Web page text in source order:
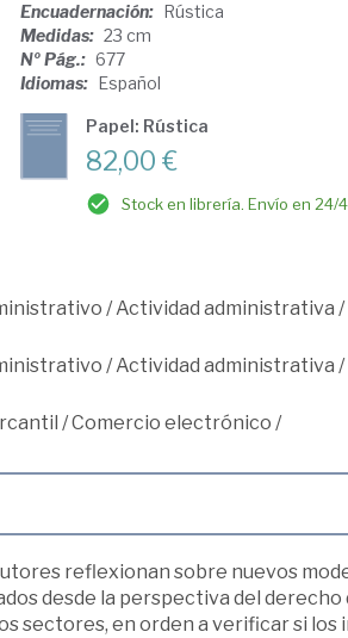
Encuadernación: Rústica
Medidas: 23 cm
Nº Pág.: 677
Idiomas: Español
Papel: Rústica
82,00 €
Stock en librería. Envío en 24/
/Actividad administrativa /
/Actividad administrativa /
/Comercio electrónico /
reflexionan sobre nuevos
desde la perspectiva del
sectores, en orden a verificar si